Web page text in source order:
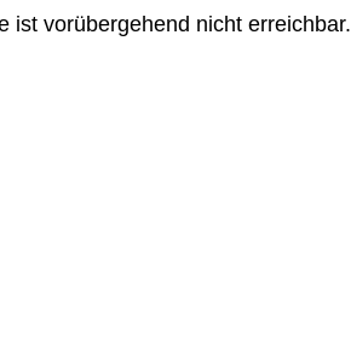
ist vorübergehend nicht erreichbar.